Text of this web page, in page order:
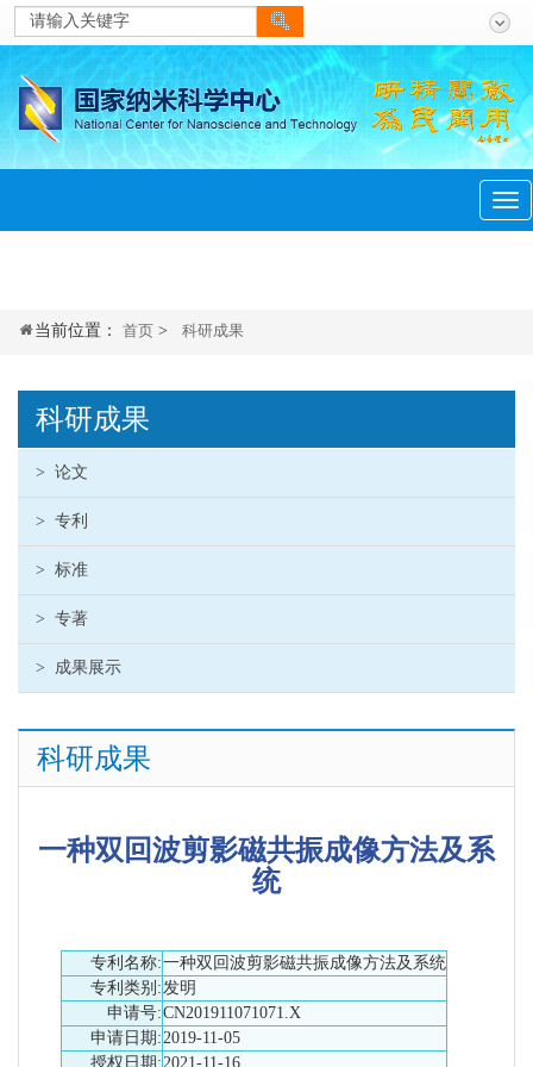
当前位置： 首页 > 科研成果
科研成果
> 论文
> 专利
> 标准
> 专著
> 成果展示
科研成果
一种双回波剪影磁共振成像方法及系
统
专利名称:一种双回波剪影磁共振成像方法及系统
专利类别:发明
申请号:CN201911071071.X
申请日期:2019-11-05
授权日期: 2021-11-16